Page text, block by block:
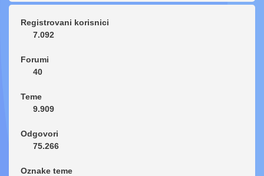
Registrovani korisnici
7.092
Forumi
40
Teme
9.909
Odgovori
75.266
Oznake teme